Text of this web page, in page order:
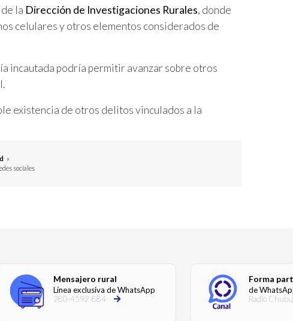
la Dirección de Investigaciones Rurales, donde
celulares y otros elementos considerados de
incautada podría permitir avanzar sobre otros
existencia de otros delitos vinculados a la
»
sociales
Mensajero rural
Línea exclusiva de WhatsApp
280-4592-884
Forma
de
Radio